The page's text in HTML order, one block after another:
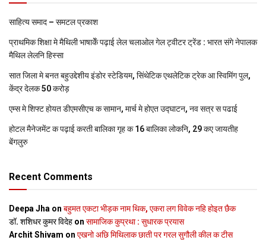
साहित्य समाद – समटल प्रकाश
प्राथमिक शि‍क्षा मे मैथि‍ली भाषाकेँ पढ़ाई लेल चलाओल गेल ट्वीटर ट्रेंड : भारत संगे नेपालक
मैथिल लेलनि हिस्सा
सात जिला मे बनत बहुउद्देशीय इंडोर स्‍टेडि‍यम, सिंथेटिक एथलेटिक ट्रेक आ स्विमिंग पुल,
केंद्र देलक 50 करोड़
एम्स मे शिफ्ट होयत डीएमसीएच क सामान, मार्च मे होएत उद्घाटन, नव सत्र स पढाई
होटल मैनेजमेंट क पढ़ाई करती बालिका गृह क 16 बालिका लोकनि, 29 कए जायतीह
बेंगलुरु
Recent Comments
Deepa Jha on बहुमत एकटा भीड़क नाम थिक, एकरा लग विवेक नहि होइत छैक
डॉ. शशिधर कुमर विदेह on सामाजिक कुप्रथा : सुधारक प्रयास
Archit Shivam on एखनो अछि मिथिलाक छाती पर गरल सुगौली कील क टीस